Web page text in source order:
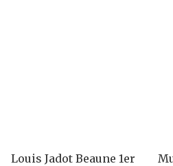
Louis Jadot Beaune 1er